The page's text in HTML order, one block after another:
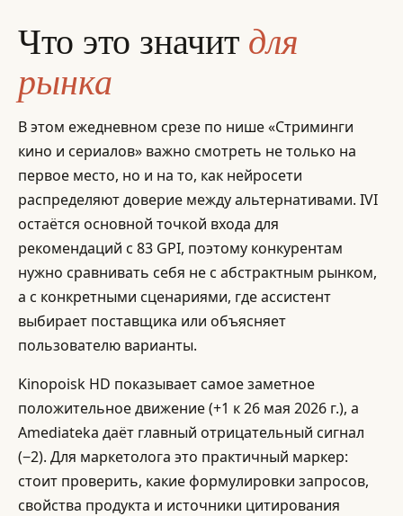
Что это значит для
рынка
В этом ежедневном срезе по нише «Стриминги
кино и сериалов» важно смотреть не только на
первое место, но и на то, как нейросети
распределяют доверие между альтернативами. IVI
остаётся основной точкой входа для
рекомендаций с 83 GPI, поэтому конкурентам
нужно сравнивать себя не с абстрактным рынком,
а с конкретными сценариями, где ассистент
выбирает поставщика или объясняет
пользователю варианты.
Kinopoisk HD показывает самое заметное
положительное движение (+1 к 26 мая 2026 г.), а
Amediateka даёт главный отрицательный сигнал
(−2). Для маркетолога это практичный маркер:
стоит проверить, какие формулировки запросов,
свойства продукта и источники цитирования